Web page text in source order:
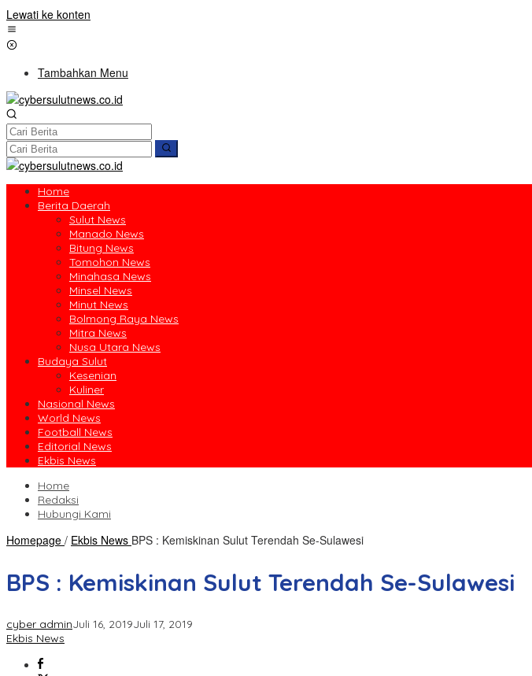
Lewati ke konten
Tambahkan Menu
Home
Berita Daerah
Sulut News
Manado News
Bitung News
Tomohon News
Minahasa News
Minsel News
Minut News
Bolmong Raya News
Mitra News
Nusa Utara News
Budaya Sulut
Kesenian
Kuliner
Nasional News
World News
Football News
Editorial News
Ekbis News
Home
Redaksi
Hubungi Kami
Homepage / Ekbis News BPS : Kemiskinan Sulut Terendah Se-Sulawesi
BPS : Kemiskinan Sulut Terendah Se-Sulawesi
cyber adminJuli 16, 2019Juli 17, 2019
Ekbis News